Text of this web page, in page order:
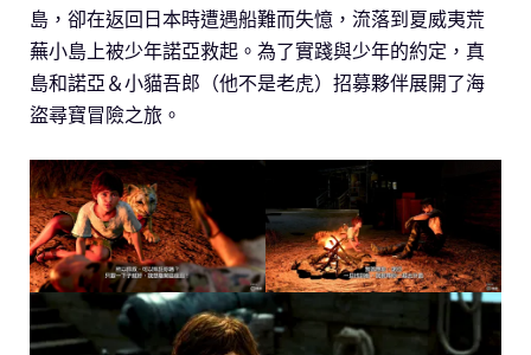
島，卻在返回日本時遭遇船難而失憶，流落到夏威夷荒
蕪小島上被少年諾亞救起。為了實踐與少年的約定，真
島和諾亞＆小貓吾郎（他不是老虎）招募夥伴展開了海
盜尋寶冒險之旅。